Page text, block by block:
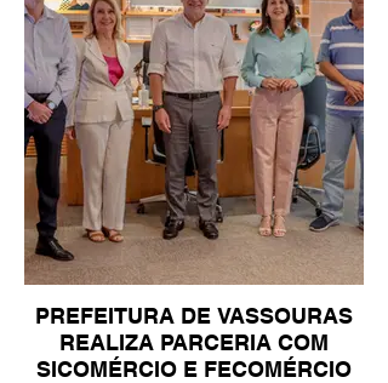
PREFEITURA DE VASSOURAS
REALIZA PARCERIA COM
SICOMÉRCIO E FECOMÉRCIO